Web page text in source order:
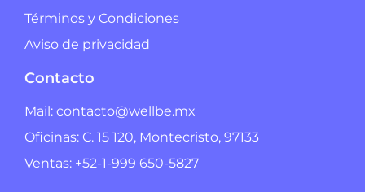
Términos y Condiciones
Aviso de privacidad
Contacto
Mail: contacto@wellbe.mx
Oficinas: C. 15 120, Montecristo, 97133
Ventas: +52-1-999 650-5827